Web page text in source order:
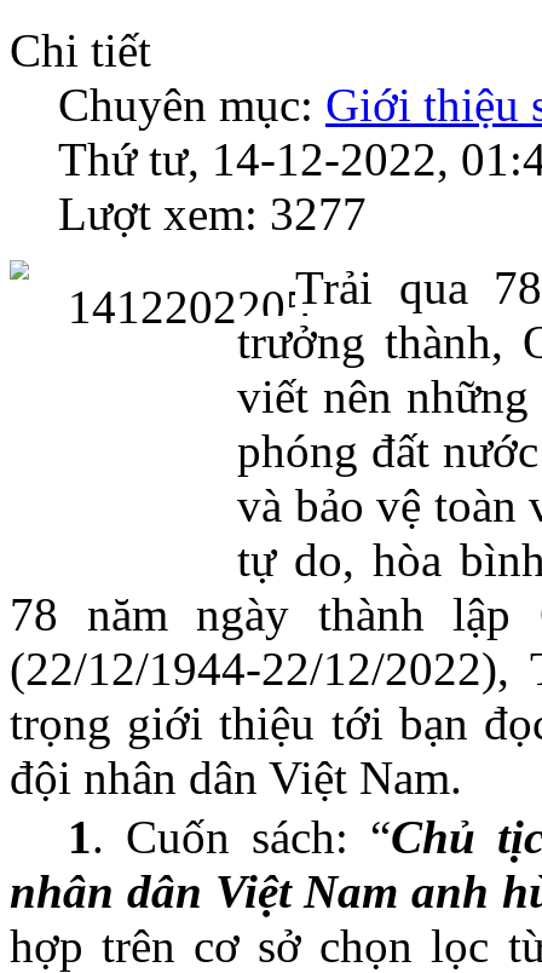
Chi tiết
Chuyên mục: Giới thiệu
Thứ tư, 14-12-2022,
Lượt xem: 3277
Trải qua
trưởng thành,
viết nên
phóng đất
và bảo vệ toàn
tự do, hòa
78 năm ngày thành lập
(22/12/1944-22/12/
trọng giới thiệu tới bạn
đội nhân dân Việt Nam.
1. Cuốn sách: “Chủ
nhân dân Việt Nam anh
hợp trên cơ sở chọn lọc